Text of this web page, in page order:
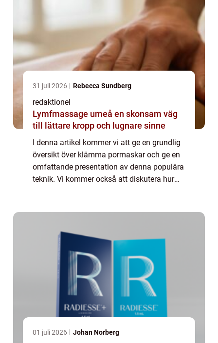
31 juli 2026 Rebecca Sundberg
redaktionel
Lymfmassage umeå en skonsam väg
till lättare kropp och lugnare sinne
I denna artikel kommer vi att ge en grundlig
översikt över klämma pormaskar och ge en
omfattande presentation av denna populära
teknik. Vi kommer också att diskutera hur
01 juli 2026 Johan Norberg